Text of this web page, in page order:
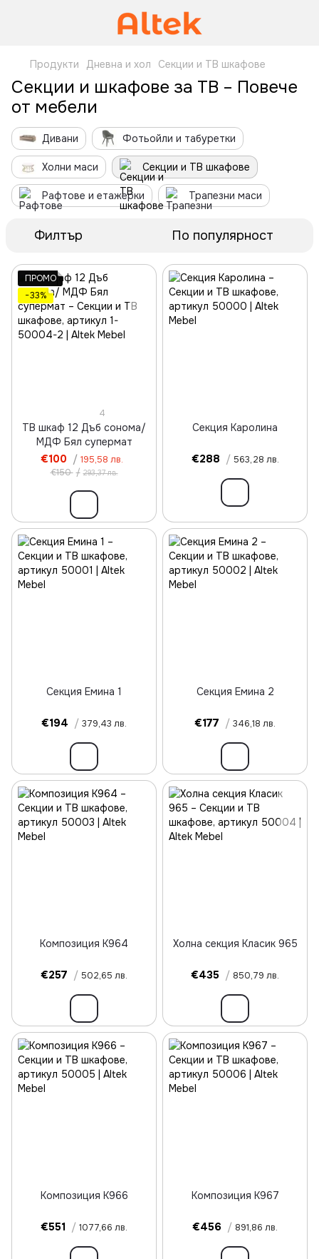
Продукти Дневна и хол Секции и ТВ шкафове
Секции и шкафове за ТВ – Повече
от мебели
Дивани Фотьойли и табуретки
Холни маси Секции и ТВ шкафове
Рафтове и етажерки Трапезни маси
Филтър По популярност
ПРОМО
−33%
4
ТВ шкаф 12 Дъб сонома/
МДФ Бял супермат
€100 / 195,58 лв.
€150 / 293,37 лв.
Секция Каролина
€288 / 563,28 лв.
Секция Емина 1
€194 / 379,43 лв.
Секция Емина 2
€177 / 346,18 лв.
Композиция К964
€257 / 502,65 лв.
Холна секция Класик 965
€435 / 850,79 лв.
Композиция К966
€551 / 1077,66 лв.
Композиция К967
€456 / 891,86 лв.